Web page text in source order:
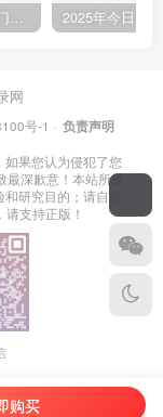
小说推文0基础入门教程，0粉就可做，快速上手
网
号-1 · 负责声明
果您认为侵犯了您
最深歉意！本站所发
研究目的；请自觉
支持正版！
购买